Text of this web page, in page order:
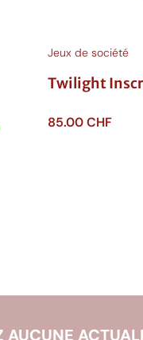
Jeux de société
Twilight
85.00CHF